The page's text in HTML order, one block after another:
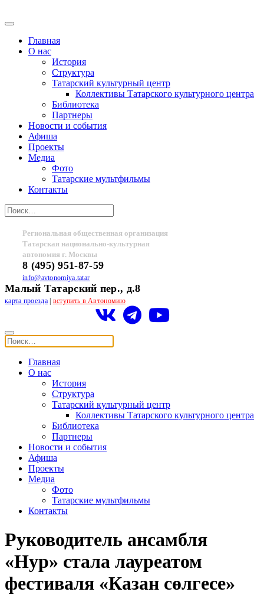
Главная
О нас
История
Структура
Татарский культурный центр
Коллективы Татарского культурного центра
Библиотека
Партнеры
Новости и события
Афиша
Проекты
Медиа
Фото
Татарские мультфильмы
Контакты
Региональная общественная организация
Татарская национально-культурная
автономия г. Москвы
8 (495) 951-87-59
info@avtonomiya.tatar
Малый Татарский пер., д.8
карта проезда| вступить в Автономию
Главная
О нас
История
Структура
Татарский культурный центр
Коллективы Татарского культурного центра
Библиотека
Партнеры
Новости и события
Афиша
Проекты
Медиа
Фото
Татарские мультфильмы
Контакты
Руководитель ансамбля
«Нур» стала лауреатом
фестиваля «Казан сөлгесе»